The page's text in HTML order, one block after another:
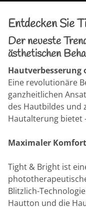
Entdecken Sie
Der neueste
ästhetischen
Hautverbesserung
Eine revolutionäre
ganzheitlichen
des Hautbildes und
Hautalterung bietet
Maximaler
Tight & Bright ist
Blitzlich-
Hautton und die